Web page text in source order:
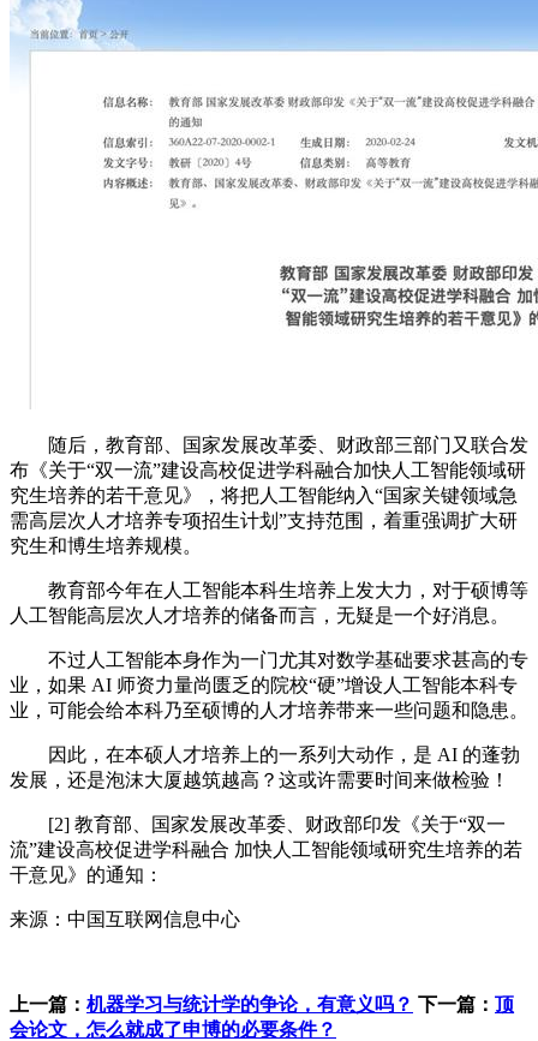
随后，教育部、国家发展改革委、财政部三部门又联合发
布《关于“双一流”建设高校促进学科融合加快人工智能领域研
究生培养的若干意见》，将把人工智能纳入“国家关键领域急
需高层次人才培养专项招生计划”支持范围，着重强调扩大研
究生和博生培养规模。
教育部今年在人工智能本科生培养上发大力，对于硕博等
人工智能高层次人才培养的储备而言，无疑是一个好消息。
不过人工智能本身作为一门尤其对数学基础要求甚高的专
业，如果 AI 师资力量尚匮乏的院校“硬”增设人工智能本科专
业，可能会给本科乃至硕博的人才培养带来一些问题和隐患。
因此，在本硕人才培养上的一系列大动作，是 AI 的蓬勃
发展，还是泡沫大厦越筑越高？这或许需要时间来做检验！
[2] 教育部、国家发展改革委、财政部印发《关于“双一
流”建设高校促进学科融合 加快人工智能领域研究生培养的若
干意见》的通知：
来源：中国互联网信息中心
上一篇： 机器学习与统计学的争论，有意义吗？ 下一篇： 顶
会论文，怎么就成了申博的必要条件？